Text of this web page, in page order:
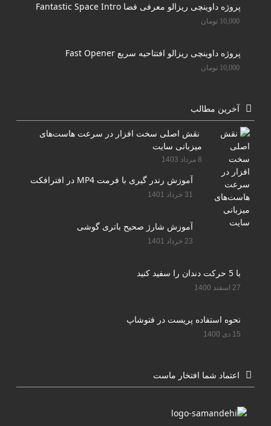
پروژه داوینچی ریزالو معرفی فضا Fantastic Space Intro
10,000 تومان
پروژه داوینچی ریزالو افتتاحیه سریع Fast Opener
10,000 تومان
آخرین مطالب
نقش اصلی سخت افزار در سرعت هاست‌های
میزبانی سایت
8 مرداد 1403
آموزش رندر گیری با فرمت MP4 در افترافکت
31 خرداد 1401
آموزش شارژ صحیح باتری گوشی
23 خرداد 1401
با 5 حرکت دندان را سفید کنید
27 اسفند 1400
نحوه استفاده پریست در فتوشاپ
15 دی 1400
اعتماد شما افتخار ماست